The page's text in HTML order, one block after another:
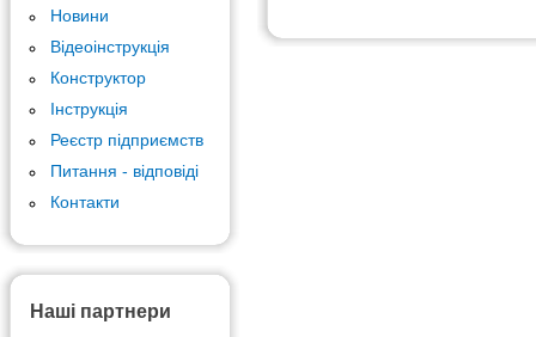
Новини
Відеоінструкція
Конструктор
Інструкція
Реєстр підприємств
Питання - відповіді
Контакти
Наші партнери